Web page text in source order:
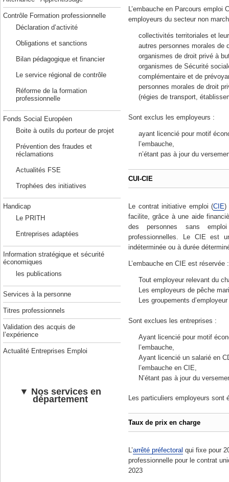
Contrôle Formation professionnelle
Déclaration d’activité
Obligations et sanctions
Bilan pédagogique et financier
Le service régional de contrôle
Réforme de la formation
professionnelle
Fonds Social Européen
Boite à outils du porteur de projet
Prévention des fraudes et
réclamations
Actualités FSE
Trophées des initiatives
Handicap
Le PRITH
Entreprises adaptées
Information stratégique et sécurité
économiques
les publications
Services à la personne
Titres professionnels
Validation des acquis de
l’expérience
Actualité Entreprises Emploi
▼ Nos services en
département
L’embauche en Parcours emploi
employeurs du secteur non
collectivités territoriales et
autres personnes morales de
organismes de droit privé à
organismes de Sécurité
complémentaire et de
personnes morales de droit
(régies de transport,
Sont exclus les employeurs :
ayant licencié pour motif
l’embauche,
n’étant pas à jour du
CUI-CIE
Le contrat initiative emploi (CIE)
facilite, grâce à une aide
des personnes sans
professionnelles. Le CIE est
indéterminée ou à durée
L’embauche en CIE est réservée :
Tout employeur relevant du
Les employeurs de pêche
Les groupements
Sont exclues les entreprises :
Ayant licencié pour motif
l’embauche,
Ayant licencié un salarié en
l’embauche en CIE,
N’étant pas à jour du
Les particuliers employeurs sont
Taux de prix en charge
L’arrêté préfectoral qui fixe pour
professionnelle pour le contrat
2023